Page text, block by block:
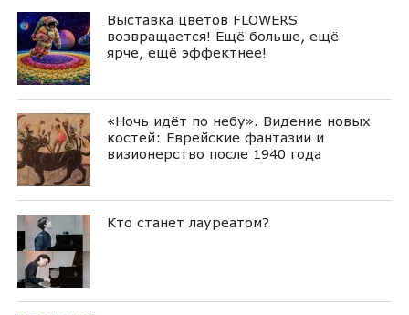
Выставка цветов FLOWERS
возвращается! Ещё больше, ещё
ярче, ещё эффектнее!
«Ночь идёт по небу». Видение новых
костей: Еврейские фантазии и
визионерство после 1940 года
Кто станет лауреатом?